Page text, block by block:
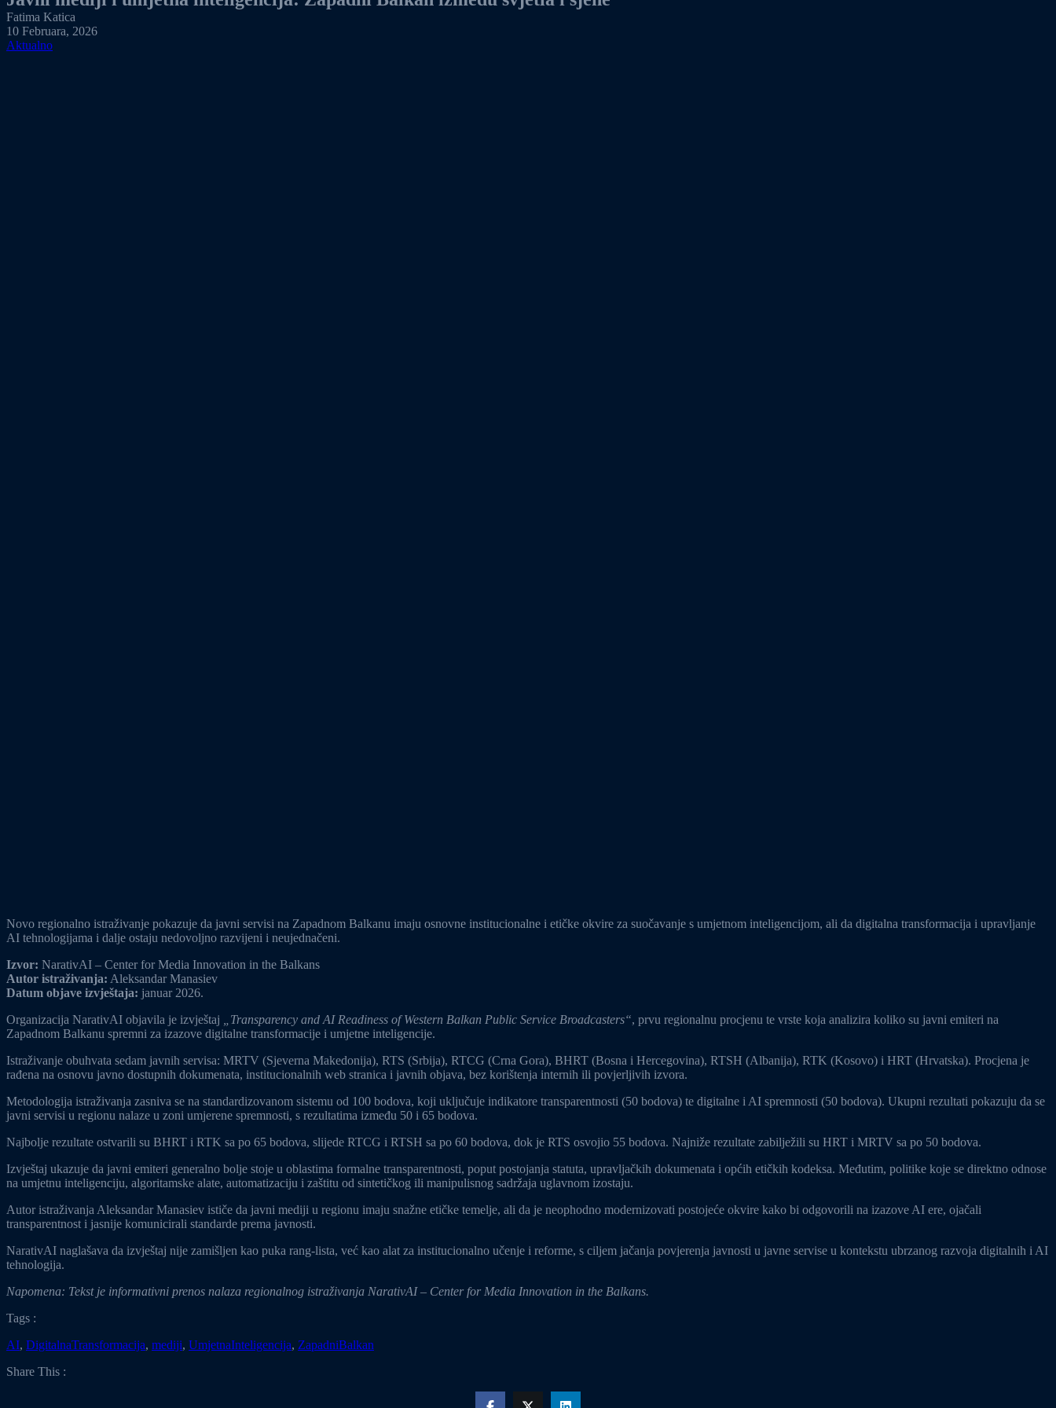
Fatima Katica
10 Februara, 2026
Aktualno
Novo regionalno istraživanje pokazuje da javni servisi na Zapadnom Balkanu imaju osnovne institucionalne i etičke okvire za suočavanje s umjetnom inteligencijom, ali da digitalna transformacija i upravljanje
AI tehnologijama i dalje ostaju nedovoljno razvijeni i neujednačeni.
Izvor: NarativAI – Center for Media Innovation in the Balkans
Autor istraživanja: Aleksandar Manasiev
Datum objave izvještaja: januar 2026.
Organizacija NarativAI objavila je izvještaj
„Transparency and AI Readiness of Western Balkan Public Service Broadcasters“, prvu regionalnu procjenu te vrste koja analizira koliko su javni emiteri na
Zapadnom Balkanu spremni za izazove digitalne transformacije i umjetne inteligencije.
Istraživanje obuhvata sedam javnih servisa: MRTV (Sjeverna Makedonija), RTS (Srbija), RTCG (Crna Gora), BHRT (Bosna i Hercegovina), RTSH (Albanija), RTK (Kosovo) i HRT (Hrvatska). Procjena je
rađena na osnovu javno dostupnih dokumenata, institucionalnih web stranica i javnih objava, bez korištenja internih ili povjerljivih izvora.
Metodologija istraživanja zasniva se na standardizovanom sistemu od 100 bodova, koji uključuje indikatore transparentnosti (50 bodova) te digitalne i AI spremnosti (50 bodova). Ukupni rezultati pokazuju da se
javni servisi u regionu nalaze u zoni umjerene spremnosti, s rezultatima između 50 i 65 bodova.
Najbolje rezultate ostvarili su BHRT i RTK sa po 65 bodova, slijede RTCG i RTSH sa po 60 bodova, dok je RTS osvojio 55 bodova. Najniže rezultate zabilježili su HRT i MRTV sa po 50 bodova.
Izvještaj ukazuje da javni emiteri generalno bolje stoje u oblastima formalne transparentnosti, poput postojanja statuta, upravljačkih dokumenata i općih etičkih kodeksa. Međutim, politike koje se direktno odnose
na umjetnu inteligenciju, algoritamske alate, automatizaciju i zaštitu od sintetičkog ili manipulisnog sadržaja uglavnom izostaju.
Autor istraživanja Aleksandar Manasiev ističe da javni mediji u regionu imaju snažne etičke temelje, ali da je neophodno modernizovati postojeće okvire kako bi odgovorili na izazove AI ere, ojačali
transparentnost i jasnije komunicirali standarde prema javnosti.
NarativAI naglašava da izvještaj nije zamišljen kao puka rang-lista, već kao alat za institucionalno učenje i reforme, s ciljem jačanja povjerenja javnosti u javne servise u kontekstu ubrzanog razvoja digitalnih i AI
tehnologija.
Napomena: Tekst je informativni prenos nalaza regionalnog istraživanja NarativAI – Center for Media Innovation in the Balkans.
Tags :
AI, DigitalnaTransformacija, mediji, UmjetnaInteligencija, ZapadniBalkan
Share This :